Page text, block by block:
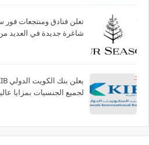
تعلن فنادق ومنتجعات
شاغرة جديدة في العديد
لجميع الجنسيات بمزايا